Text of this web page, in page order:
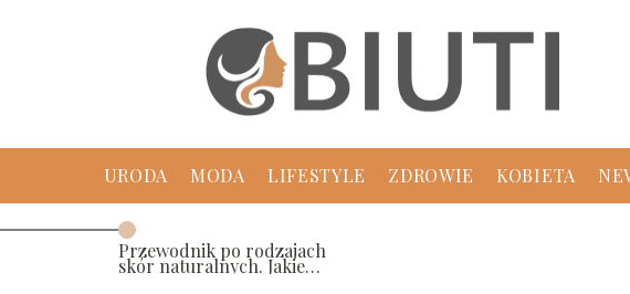
URODA MODA LIFESTYLE ZDROWIE KOBIETA
Przewodnik po rodzajach
skór naturalnych. Jakie
wybrać na sezon letni?